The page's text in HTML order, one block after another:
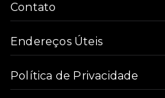
Contato
Endereços Úteis
Política de Privacidade